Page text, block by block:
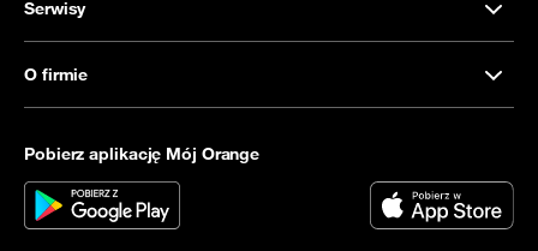
Serwisy
O firmie
Pobierz aplikację Mój Orange